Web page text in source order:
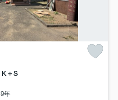
＋S
年